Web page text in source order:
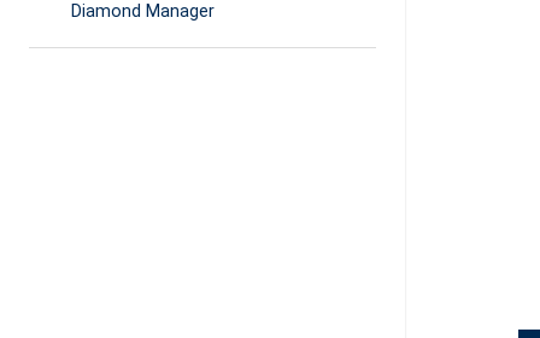
Diamond Manager